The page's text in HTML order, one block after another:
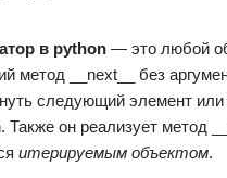
в python — это любой
метод __next__ без
следующий элемент
Также он реализует метод
итерируемым объектом.